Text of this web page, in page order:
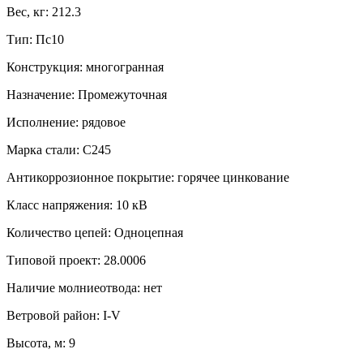
Вес, кг: 212.3
Тип: Пс10
Конструкция: многогранная
Назначение: Промежуточная
Исполнение: рядовое
Марка стали: С245
Антикоррозионное покрытие: горячее цинкование
Класс напряжения: 10 кВ
Количество цепей: Одноцепная
Типовой проект: 28.0006
Наличие молниеотвода: нет
Ветровой район: I-V
Высота, м: 9